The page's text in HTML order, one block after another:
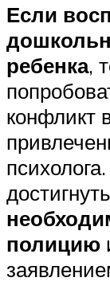
Если
ребенка,
конфликт
полицию